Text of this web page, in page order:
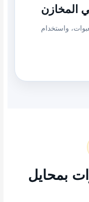
المخازن
واستخدام
بمحايل